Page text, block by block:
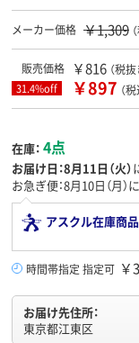
メーカー価格 ￥1,309
販売価格 ￥816 （税抜
31.4%off ￥897 （税
在庫： 4点
お届け日：8月11日（火）
お急ぎ便：8月10日（月）
アスクル在庫商品
時間帯指定 指定可 ￥
お届け先住所：
東京都江東区